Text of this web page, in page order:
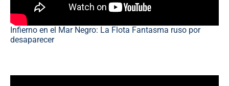
Infierno en el Mar Negro: La Flota Fantasma ruso por
desaparecer